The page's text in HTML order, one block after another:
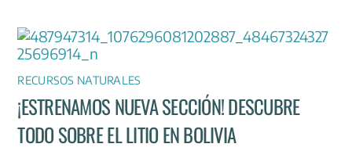
RECURSOS NATURALES
¡ESTRENAMOS NUEVA SECCIÓN! DESCUBRE
TODO SOBRE EL LITIO EN BOLIVIA